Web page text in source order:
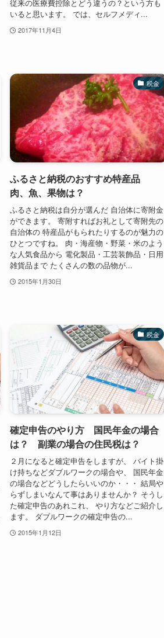
従来の医療費控除とどう違うの？という方も
いると思います。 では、セルフメディ...
2017年11月4日
税金
ふるさと納税のおすすめ特産品
肉、魚、果物は？
ふるさと納税は自分が選んだ 自治体に寄附金
ができます。 寄附すればお礼として寄附先の
自治体の 特産品がもられたりするのが魅力の
ひとつですね。 肉・海産物・野菜・米のよう
な人気食品から 電化製品・工芸装飾品・日用
雑貨品まで たくさんの数の品物が...
2015年1月30日
税金
確定申告のやり方 国民年金の場合
は？ 副業の場合の住民税は？
２月になると確定申告をしますが、 バイト掛
け持ちなどダブルワークの場合や、 国民年金
の場合などどうしたらいいのか・・・ 結局や
らずしまいなんて事はありませんか？ そうし
た確定申告のあれこれ、 やり方などご紹介し
ます。 ダブルワークの確定申告の...
2015年1月12日